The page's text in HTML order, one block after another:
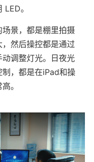
。
景，都是棚里拍摄
然后操控都是通过
调整灯光。日夜光
，都是在iPad和操
。